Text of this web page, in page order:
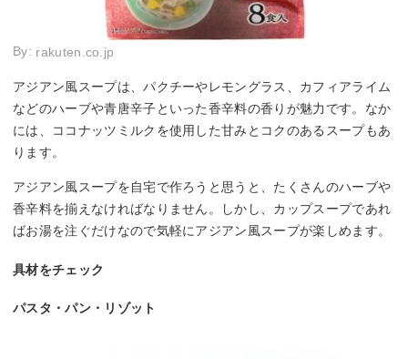
By: rakuten.co.jp
アジアン風スープは、パクチーやレモングラス、カフィアライム
などのハーブや青唐辛子といった香辛料の香りが魅力です。なか
には、ココナッツミルクを使用した甘みとコクのあるスープもあ
ります。
アジアン風スープを自宅で作ろうと思うと、たくさんのハーブや
香辛料を揃えなければなりません。しかし、カップスープであれ
ばお湯を注ぐだけなので気軽にアジアン風スープが楽しめます。
具材をチェック
パスタ・パン・リゾット